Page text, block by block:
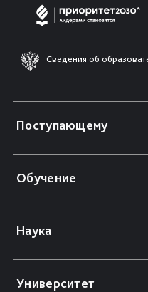
Сведения об
Поступающему
Обучение
Наука
Университет